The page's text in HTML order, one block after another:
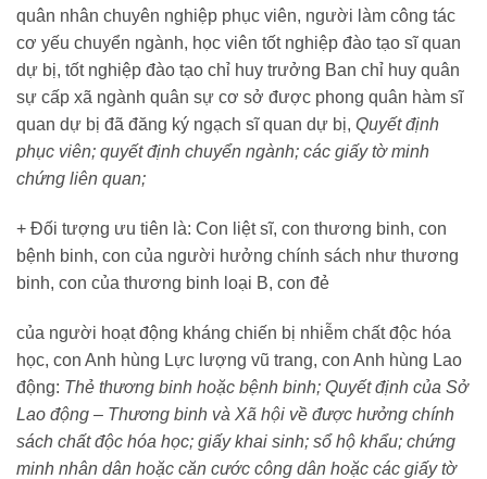
quân nhân chuyên nghiệp phục viên, người làm công tác
cơ yếu chuyển ngành, học viên tốt nghiệp đào tạo sĩ quan
dự bị, tốt nghiệp đào tạo chỉ huy trưởng Ban chỉ huy quân
sự cấp xã ngành quân sự cơ sở được phong quân hàm sĩ
quan dự bị đã đăng ký ngạch sĩ quan dự bị, Quyết định
phục viên; quyết định chuyển ngành; các giấy tờ minh
chứng liên quan;
+ Đối tượng ưu tiên là: Con liệt sĩ, con thương binh, con
bệnh binh, con của người hưởng chính sách như thương
binh, con của thương binh loại B, con đẻ
của người hoạt động kháng chiến bị nhiễm chất độc hóa
học, con Anh hùng Lực lượng vũ trang, con Anh hùng Lao
động: Thẻ thương binh hoặc bệnh binh; Quyết định của Sở
Lao động – Thương binh và Xã hội về được hưởng chính
sách chất độc hóa học; giấy khai sinh; sổ hộ khẩu; chứng
minh nhân dân hoặc căn cước công dân hoặc các giấy tờ